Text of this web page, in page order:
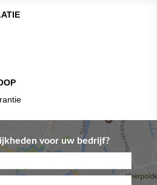
voor uw bedrijf?